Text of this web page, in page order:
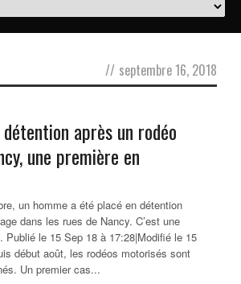
// septembre 16, 2018
après un rodéo
une première en
un homme a été placé en détention
dans les rues de Nancy. C’est une
Publié le 15 Sep 18 à 17:28|Modifié le 15
début août, les rodéos motorisés sont
Un premier cas...